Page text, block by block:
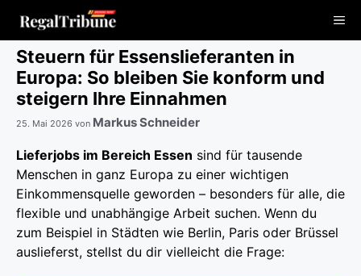
Inhalt
springen
Steuern für Essenslieferanten in
Europa: So bleiben Sie konform und
steigern Ihre Einnahmen
25. Mai 2026 von Markus Schneider
Lieferjobs im Bereich Essen sind für tausende
Menschen in ganz Europa zu einer wichtigen
Einkommensquelle geworden – besonders für alle, die
flexible und unabhängige Arbeit suchen. Wenn du
zum Beispiel in Städten wie Berlin, Paris oder Brüssel
auslieferst, stellst du dir vielleicht die Frage: